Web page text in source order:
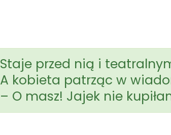
Staje przed nią i
A kobieta patrząc w
– O masz! Jajek nie